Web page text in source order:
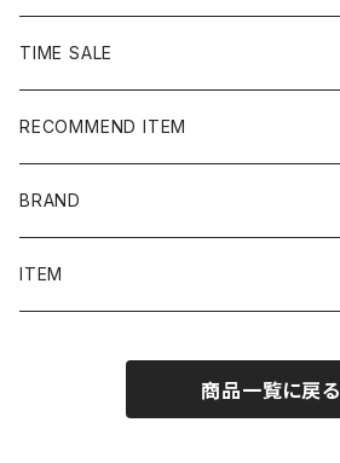
TIME SALE
RECOMMEND ITEM
BRAND
NIKE
ITEM
商品一覧に戻る